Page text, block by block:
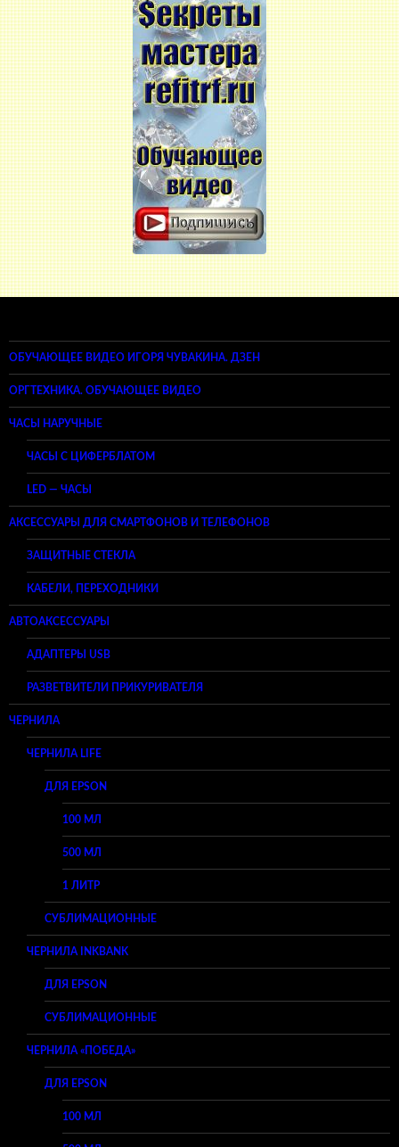
ОБУЧАЮЩЕЕ ВИДЕО ИГОРЯ ЧУВАКИНА. ДЗЕН
ОРГТЕХНИКА. ОБУЧАЮЩЕЕ ВИДЕО
ЧАСЫ НАРУЧНЫЕ
ЧАСЫ С ЦИФЕРБЛАТОМ
LED — ЧАСЫ
АКСЕССУАРЫ ДЛЯ СМАРТФОНОВ И ТЕЛЕФОНОВ
ЗАЩИТНЫЕ СТЕКЛА
КАБЕЛИ, ПЕРЕХОДНИКИ
АВТОАКСЕССУАРЫ
АДАПТЕРЫ USB
РАЗВЕТВИТЕЛИ ПРИКУРИВАТЕЛЯ
ЧЕРНИЛА
ЧЕРНИЛА LIFE
ДЛЯ EPSON
100 МЛ
500 МЛ
1 ЛИТР
СУБЛИМАЦИОННЫЕ
ЧЕРНИЛА INKBANK
ДЛЯ EPSON
СУБЛИМАЦИОННЫЕ
ЧЕРНИЛА «ПОБЕДА»
ДЛЯ EPSON
100 МЛ